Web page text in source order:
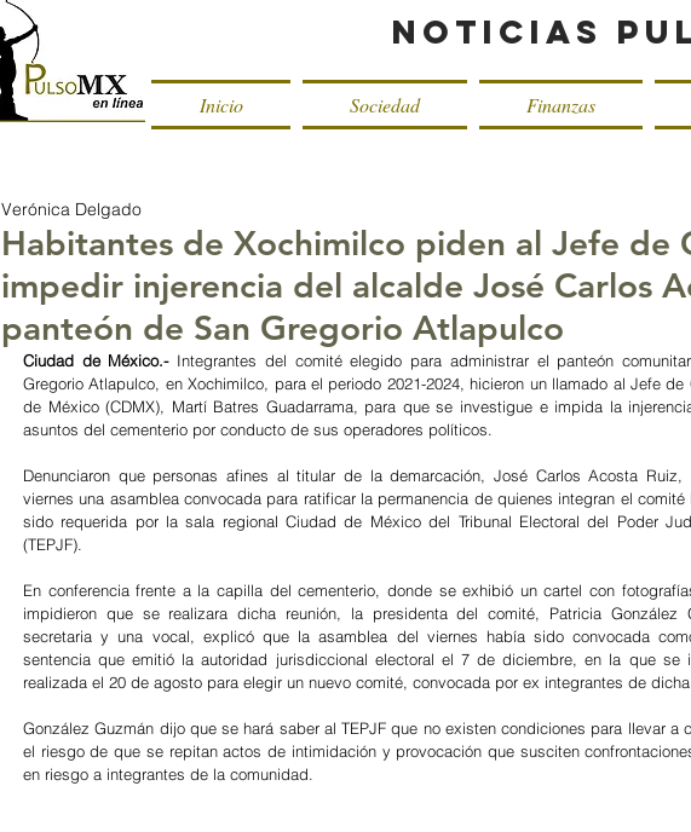
Noticias
Inicio Sociedad Finanzas
Habitantes de Xochimilco piden al Jefe de
impedir injerencia del alcalde José Carlos
panteón de San Gregorio Atlapulco
Verónica Delgado
Ciudad de México.- Integrantes del comité elegido para administrar el panteón
Gregorio Atlapulco, en Xochimilco, para el periodo 2021-2024, hicieron un llamado al Jefe
de México (CDMX), Martí Batres Guadarrama, para que se investigue e impida la
asuntos del cementerio por conducto de sus operadores políticos.
Denunciaron que personas afines al titular de la demarcación, José Carlos Acosta Ruiz,
viernes una asamblea convocada para ratificar la permanencia de quienes integran el comité
sido requerida por la sala regional Ciudad de México del Tribunal Electoral del Poder
(TEPJF).
En conferencia frente a la capilla del cementerio, donde se exhibió un cartel con
impidieron que se realizara dicha reunión, la presidenta del comité, Patricia González
secretaria y una vocal, explicó que la asamblea del viernes había sido convocada
sentencia que emitió la autoridad jurisdiccional electoral el 7 de diciembre, en la que se
realizada el 20 de agosto para elegir un nuevo comité, convocada por ex integrantes de
González Guzmán dijo que se hará saber al TEPJF que no existen condiciones para llevar a
el riesgo de que se repitan actos de intimidación y provocación que susciten
en riesgo a integrantes de la comunidad.